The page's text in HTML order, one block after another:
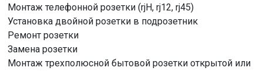
Монтаж телефонной розетки (rjH, rj12, rj45)
Установка двойной розетки в подрозетник
Ремонт розетки
Замена розетки
Монтаж трехполюсной бытовой розетки открытой или